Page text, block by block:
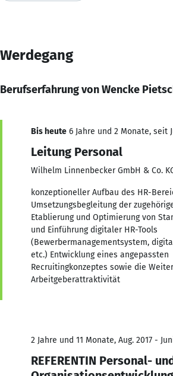
Werdegang
Berufserfahrung von Wencke
Bis heute 6 Jahre und 2 Monate, seit
Leitung Personal
Wilhelm Linnenbecker GmbH & Co.
konzeptioneller Aufbau des HR-
Umsetzungsbegleitung der
Etablierung und Optimierung von
und Einführung digitaler HR-Tools
(Bewerbermanagementsystem,
etc.) Entwicklung eines angepassten
Recruitingkonzeptes sowie die
Arbeitgeberattraktivität
2 Jahre und 11 Monate, Aug. 2017 -
REFERENTIN Personal-